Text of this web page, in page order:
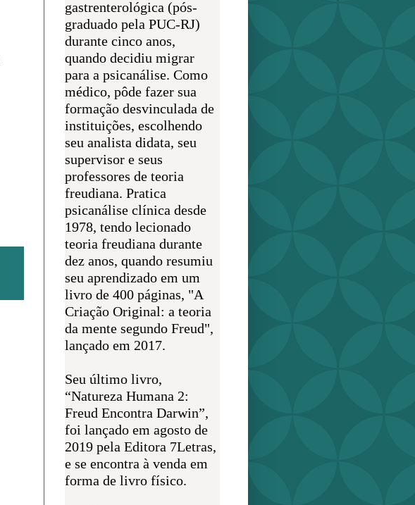
gastrenterológica (pós-
graduado pela PUC-RJ)
durante cinco anos,
quando decidiu migrar
para a psicanálise. Como
médico, pôde fazer sua
formação desvinculada de
instituições, escolhendo
seu analista didata, seu
supervisor e seus
professores de teoria
freudiana. Pratica
psicanálise clínica desde
1978, tendo lecionado
teoria freudiana durante
dez anos, quando resumiu
seu aprendizado em um
livro de 400 páginas, "A
Criação Original: a teoria
da mente segundo Freud",
lançado em 2017.
Seu último livro,
“Natureza Humana 2:
Freud Encontra Darwin”,
foi lançado em agosto de
2019 pela Editora 7Letras,
e se encontra à venda em
forma de livro físico.